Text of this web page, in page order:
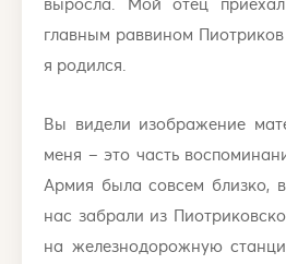
главным раввином
я родился.
Вы видели изображение
меня – это часть
Армия была совсем близко,
нас забрали из
на железнодорожную